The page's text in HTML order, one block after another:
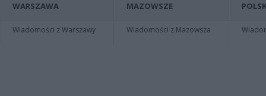
WARSZAWA
Wiadomości z Warszawy
MAZOWSZE
Wiadomości z Mazowsza